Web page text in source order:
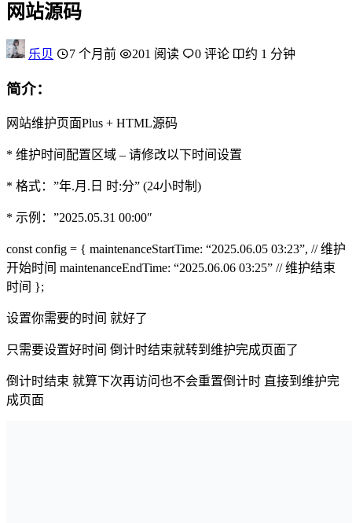
网站源码
乐贝 7 个月前 201 阅读 0 评论 约 1 分钟
简介：
网站维护页面Plus + HTML源码
* 维护时间配置区域 – 请修改以下时间设置
* 格式：”年.月.日 时:分” (24小时制)
* 示例：”2025.05.31 00:00″
const config = { maintenanceStartTime: “2025.06.05 03:23”, // 维护
开始时间 maintenanceEndTime: “2025.06.06 03:25” // 维护结束
时间 };
设置你需要的时间 就好了
只需要设置好时间 倒计时结束就转到维护完成页面了
倒计时结束 就算下次再访问也不会重置倒计时 直接到维护完
成页面